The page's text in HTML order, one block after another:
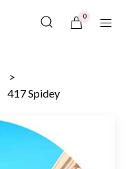
0
417 Spidey